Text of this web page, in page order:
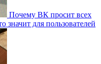
Почему ВК просит всех
для пользователей